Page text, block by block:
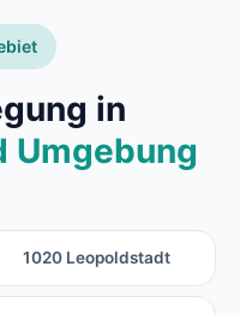
in
Umgebung
1020 Leopoldstadt